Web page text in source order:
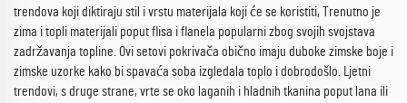
trendova koji diktiraju stil i vrstu materijala koji će se koristiti, Trenutno je
zima i topli materijali poput flisa i flanela popularni zbog svojih svojstava
zadržavanja topline. Ovi setovi pokrivača obično imaju duboke zimske boje i
zimske uzorke kako bi spavaća soba izgledala toplo i dobrodošlo. Ljetni
trendovi, s druge strane, vrte se oko laganih i hladnih tkanina poput lana ili